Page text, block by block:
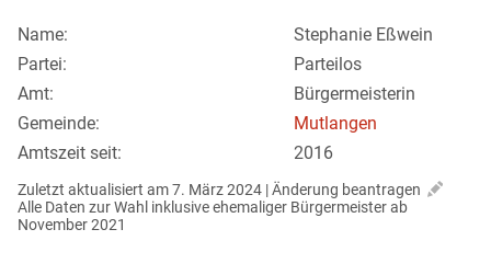
Name:
Stephanie Eßwein
Partei:
Parteilos
Amt:
Bürgermeisterin
Gemeinde:
Mutlangen
Amtszeit seit:
2016
Zuletzt aktualisiert am 7. März 2024 | Änderung beantragen
Alle Daten zur Wahl inklusive ehemaliger Bürgermeister ab
November 2021